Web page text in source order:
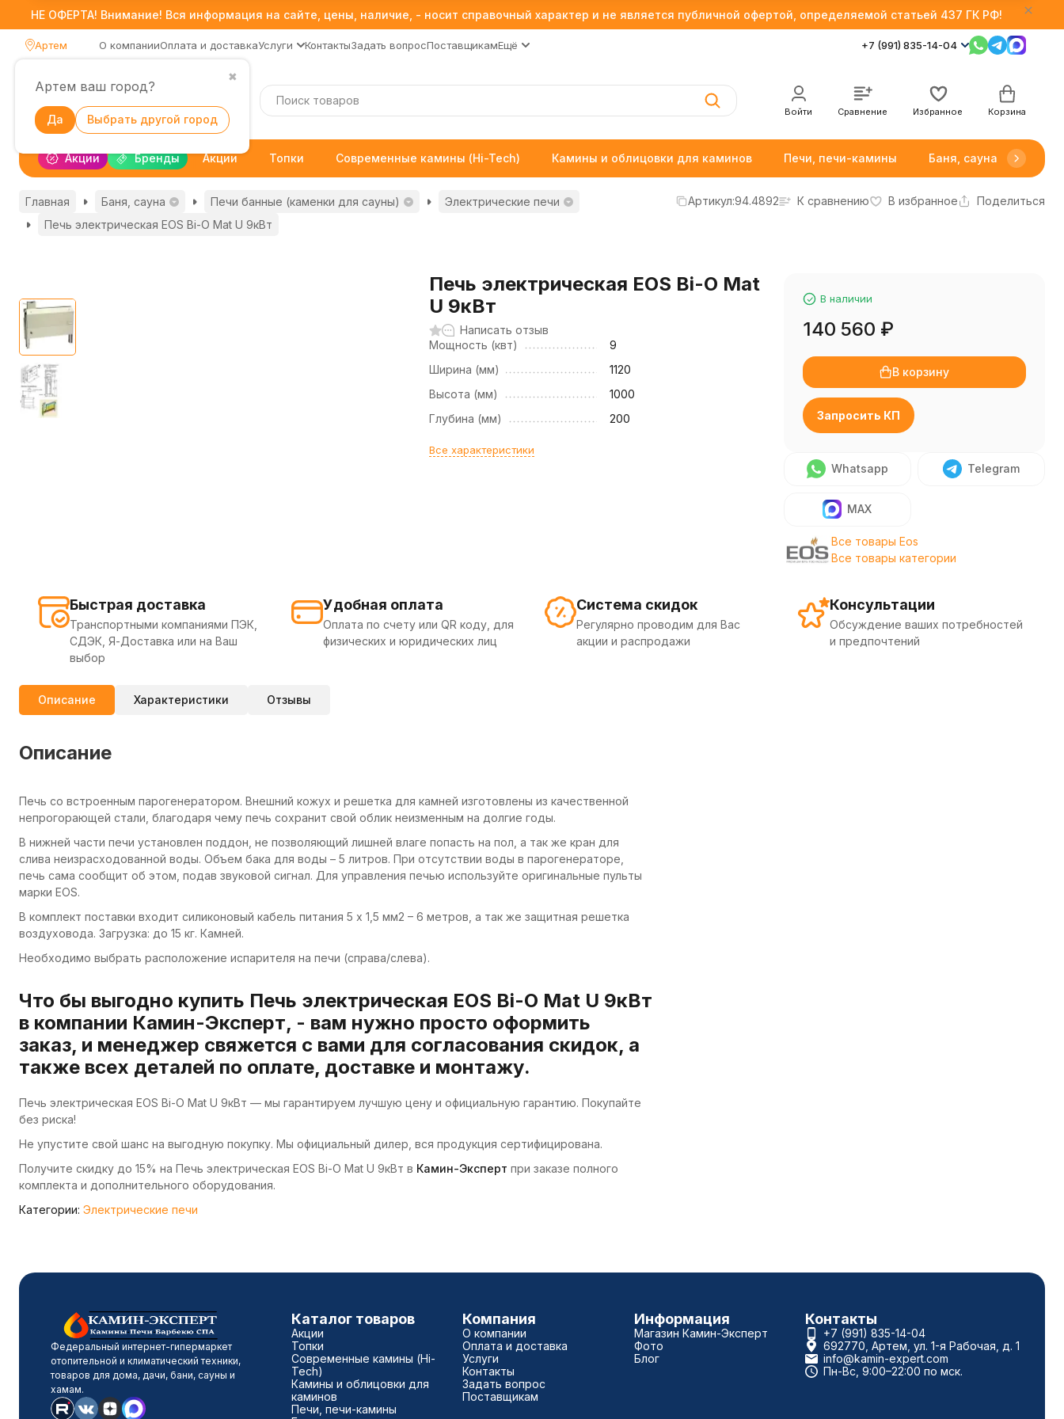
НЕ ОФЕРТА! Внимание! Вся информация на сайте, цены, наличие, - носит справочный характер и не является публичной офертой, определяемой статьей 437 ГК РФ!
Артем
✖
Артем ваш город?
Да Выбрать другой город
О компанииОплата и доставкаУслуги КонтактыЗадать вопросПоставщикамЕщё +7 (991) 835-14-04
Войти Сравнение Избранное Корзина
Акции Бренды Акции Топки Современные камины (Hi-Tech) Камины и облицовки для каминов Печи, печи-камины Баня, сауна
Главная Баня, сауна Печи банные (каменки для сауны)
Электрические печи
Печь электрическая EOS Bi-O Mat U 9кВт
Артикул:94.4892 К сравнению В избранное Поделиться
Печь электрическая EOS Bi-O Mat
U 9кВт
Написать отзыв
Мощность (квт)
9
Ширина (мм)
1120
Высота (мм)
1000
Глубина (мм)
200
Все характеристики
В наличии
140 560 ₽
В корзину
Запросить КП
Whatsapp Telegram
MAX
Все товары Eos
Все товары категории
Быстрая доставка
Транспортными компаниями ПЭК,
СДЭК, Я-Доставка или на Ваш
выбор
Удобная оплата
Оплата по счету или QR коду, для
физических и юридических лиц
Система скидок
Регулярно проводим для Вас
акции и распродажи
Консультации
Обсуждение ваших потребностей
и предпочтений
Описание Характеристики Отзывы
Описание
Печь со встроенным парогенератором. Внешний кожух и решетка для камней изготовлены из качественной
непрогорающей стали, благодаря чему печь сохранит свой облик неизменным на долгие годы.
В нижней части печи установлен поддон, не позволяющий лишней влаге попасть на пол, а так же кран для
слива неизрасходованной воды. Объем бака для воды – 5 литров. При отсутствии воды в парогенераторе,
печь сама сообщит об этом, подав звуковой сигнал. Для управления печью используйте оригинальные пульты
марки EOS.
В комплект поставки входит силиконовый кабель питания 5 х 1,5 мм2 – 6 метров, а так же защитная решетка
воздуховода. Загрузка: до 15 кг. Камней.
Необходимо выбрать расположение испарителя на печи (справа/слева).
Что бы выгодно купить Печь электрическая EOS Bi-O Mat U 9кВт
в компании Камин-Эксперт, - вам нужно просто оформить
заказ, и менеджер свяжется с вами для согласования скидок, а
также всех деталей по оплате, доставке и монтажу.
Печь электрическая EOS Bi-O Mat U 9кВт — мы гарантируем лучшую цену и официальную гарантию. Покупайте
без риска!
Не упустите свой шанс на выгодную покупку. Мы официальный дилер, вся продукция сертифицирована.
Получите скидку до 15% на Печь электрическая EOS Bi-O Mat U 9кВт в Камин-Эксперт при заказе полного
комплекта и дополнительного оборудования.
Категории: Электрические печи
Федеральный интернет-гипермаркет
отопительной и климатический техники,
товаров для дома, дачи, бани, сауны и
хамам.
Каталог товаров
Акции
Топки
Современные камины (Hi-
Tech)
Камины и облицовки для
каминов
Печи, печи-камины
Компания
О компании
Оплата и доставка
Услуги
Контакты
Задать вопрос
Поставщикам
Информация
Магазин Камин-Эксперт
Фото
Блог
Контакты
+7 (991) 835-14-04
692770, Артем, ул. 1-я Рабочая, д. 1
info@kamin-expert.com
Пн-Вс, 9:00–22:00 по мск.